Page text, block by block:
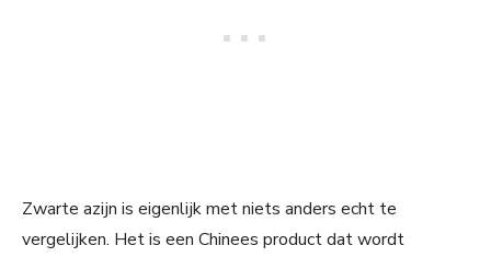
Zwarte azijn is eigenlijk met niets anders echt te
vergelijken. Het is een Chinees product dat wordt